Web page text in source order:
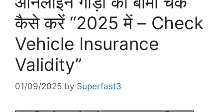
कैसे करें “2025 में – Check
Vehicle Insurance
Validity”
01/09/2025 by Superfast3